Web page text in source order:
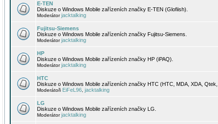
E-TEN
Diskuze o Windows Mobile zařízeních značky E-TEN (Glofiish).
Moderátorjacktalking
Fujitsu-Siemens
Diskuze o Windows Mobile zařízeních značky Fujitsu-Siemens.
Moderátorjacktalking
HP
Diskuze o Windows Mobile zařízeních značky HP (iPAQ).
Moderátorjacktalking
HTC
Diskuze o Windows Mobile zařízeních značky HTC (HTC, MDA, XDA,
Moderátoři EiFeL96 jacktalking
LG
Diskuze o Windows Mobile zařízeních značky LG.
Moderátorjacktalking